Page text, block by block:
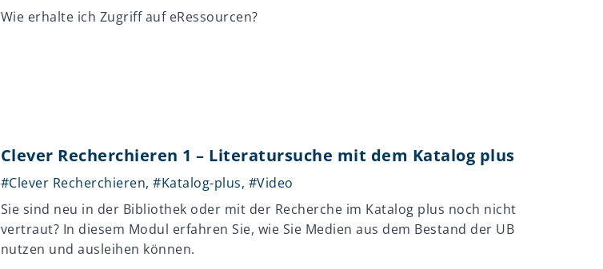
Wie erhalte ich Zugriff auf eRessourcen?
Clever Recherchieren 1 – Literatursuche mit dem Katalog plus
#Clever Recherchieren,#Katalog-plus, #Video
Sie sind neu in der Bibliothek oder mit der Recherche im Katalog plus noch nicht
vertraut? In diesem Modul erfahren Sie, wie Sie Medien aus dem Bestand der UB
nutzen und ausleihen können.